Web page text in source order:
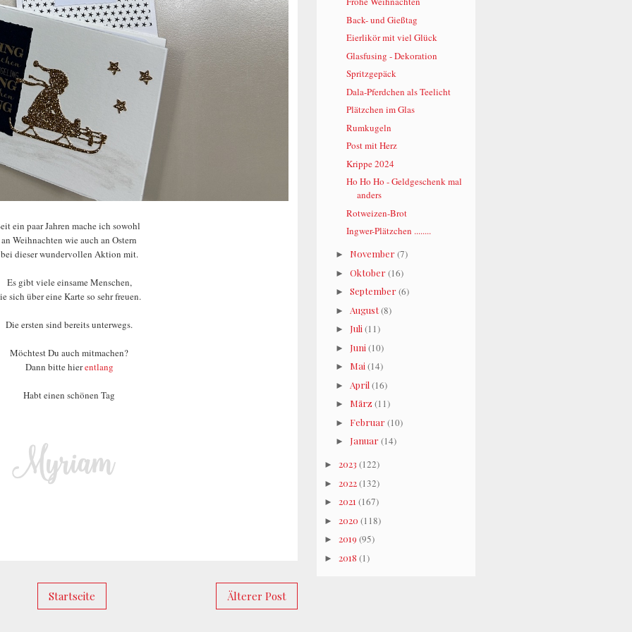
ein paar Jahren mache ich sowohl
an Weihnachten wie auch an Ostern
bei dieser wundervollen Aktion mit.
Es gibt viele einsame Menschen,
sich über eine Karte so sehr freuen.
Die ersten sind bereits unterwegs.
Möchtest Du auch mitmachen?
Dann bitte hierentlang
Habt einen schönen Tag
Älterer Post
Startseite
Back- und Gießtag
Eierlikör mit viel Glück
Glasfusing - Dekoration
Spritzgepäck
Dala-Pferdchen als Teelicht
Plätzchen im Glas
Rumkugeln
Post mit Herz
Krippe 2024
Ho Ho Ho - Geldgeschenk mal
anders
Rotweizen-Brot
Ingwer-Plätzchen ........
► November (7)
► Oktober (16)
► September (6)
► August (8)
► Juli (11)
► Juni (10)
► Mai (14)
► April (16)
► März (11)
► Februar (10)
► Januar (14)
► 2023 (122)
► 2022(132)
► 2021 (167)
► 2020 (118)
► 2019 (95)
► 2018 (1)